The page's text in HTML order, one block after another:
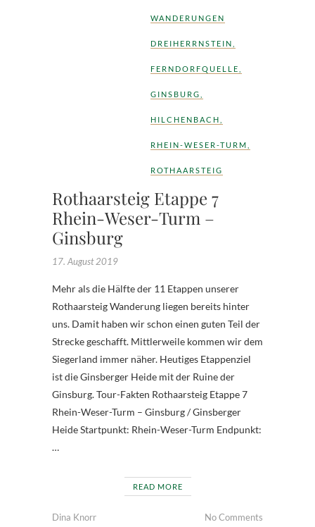
WANDERUNGEN
DREIHERRNSTEIN
FERNDORFQUELLE
GINSBURG
HILCHENBACH
RHEIN-WESER-TURM
ROTHAARSTEIG
Rothaarsteig Etappe 7
Rhein-Weser-Turm –
Ginsburg
17. August 2019
Mehr als die Hälfte der 11 Etappen unserer
Rothaarsteig Wanderung liegen bereits hinter
uns. Damit haben wir schon einen guten Teil der
Strecke geschafft. Mittlerweile kommen wir dem
Siegerland immer näher. Heutiges Etappenziel
ist die Ginsberger Heide mit der Ruine der
Ginsburg. Tour-Fakten Rothaarsteig Etappe 7
Rhein-Weser-Turm – Ginsburg / Ginsberger
Heide Startpunkt: Rhein-Weser-Turm Endpunkt:
…
READ MORE
Dina Knorr No Comments